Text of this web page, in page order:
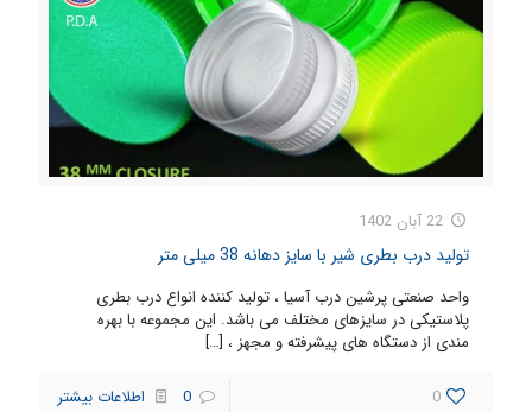
22 آبان 1402
تولید درب بطری شیر با سایز دهانه 38 میلی متر
واحد صنعتی پرشین درب آسیا ، تولید کننده انواع درب بطری
پلاستیکی در سایزهای مختلف می باشد. این مجموعه با بهره
مندی از دستگاه های پیشرفته و مجهز ، […]
0
0 اطلاعات بیشتر